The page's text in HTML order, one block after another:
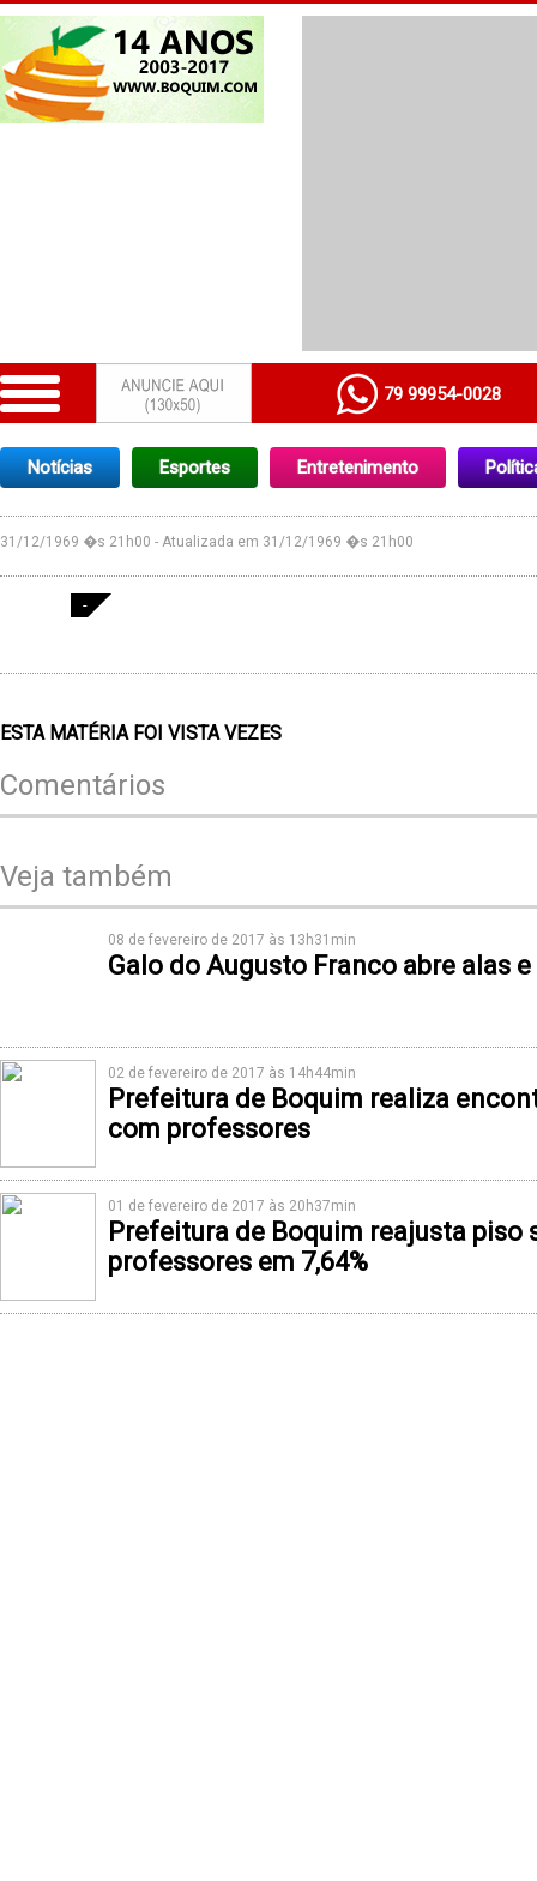
79 99954-0028
Notícias Esportes Entretenimento
31/12/1969 �s 21h00 - Atualizada em 31/12/1969 �s 21h00
-
ESTA MATÉRIA FOI VISTAVEZES
Comentários
Veja também
08 de fevereiro de 2017 às 13h31min
Galo do Augusto Franco abre alas
02 de fevereiro de 2017 às 14h44min
Prefeitura de Boquim realiza
com professores
01 de fevereiro de 2017 às 20h37min
Prefeitura de Boquim reajusta piso
professores em 7,64%